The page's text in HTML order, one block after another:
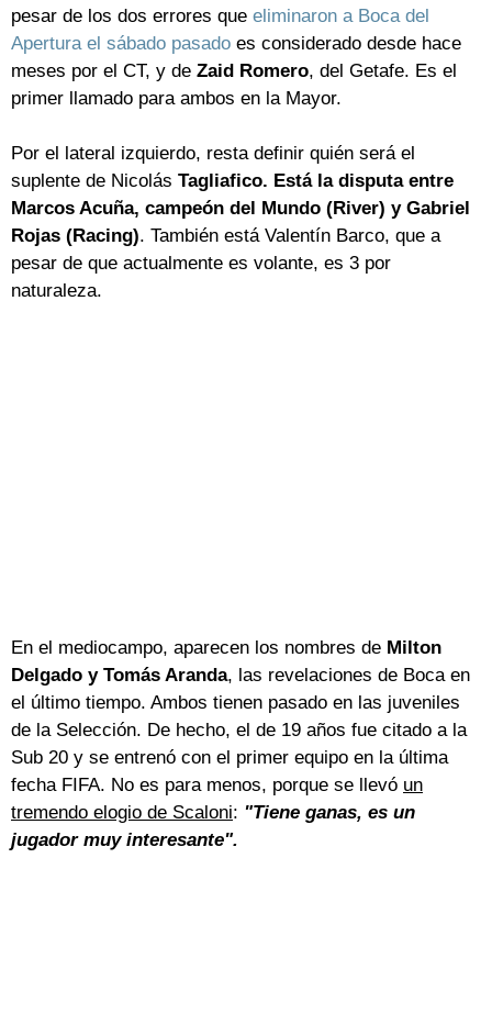
pesar de los dos errores que eliminaron a Boca del
Apertura el sábado pasado es considerado desde hace
meses por el CT, y de Zaid Romero, del Getafe. Es el
primer llamado para ambos en la Mayor.
Por el lateral izquierdo, resta definir quién será el
suplente de Nicolás Tagliafico. Está la disputa entre
Marcos Acuña, campeón del Mundo (River) y Gabriel
Rojas (Racing). También está Valentín Barco, que a
pesar de que actualmente es volante, es 3 por
naturaleza.
En el mediocampo, aparecen los nombres de Milton
Delgado y Tomás Aranda, las revelaciones de Boca en
el último tiempo. Ambos tienen pasado en las juveniles
de la Selección. De hecho, el de 19 años fue citado a la
Sub 20 y se entrenó con el primer equipo en la última
fecha FIFA. No es para menos, porque se llevó un
tremendo elogio de Scaloni: "Tiene ganas, es un
jugador muy interesante".